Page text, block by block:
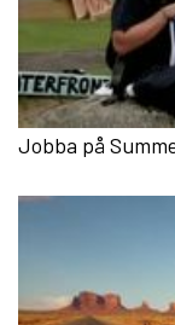
Jobba på